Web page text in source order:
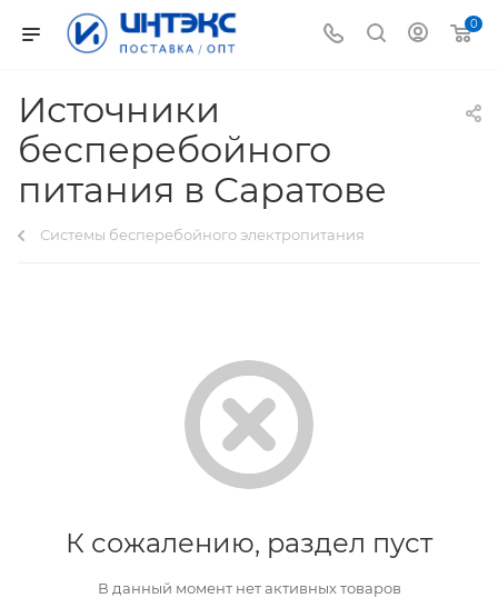
0
Источники
бесперебойного
питания в Саратове
Системы бесперебойного электропитания
К сожалению, раздел пуст
В данный момент нет активных товаров